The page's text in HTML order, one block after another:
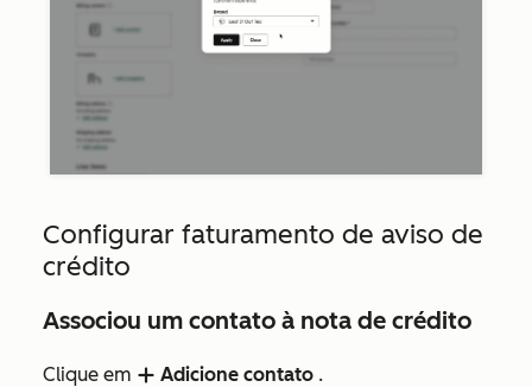
Configurar faturamento de aviso de
crédito
Associou um contato à nota de crédito
Clique em add Adicione contato .